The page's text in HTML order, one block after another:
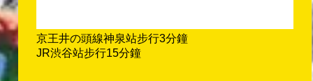
京王井の頭線神泉站步行3分鐘
JR渋谷站步行15分鐘